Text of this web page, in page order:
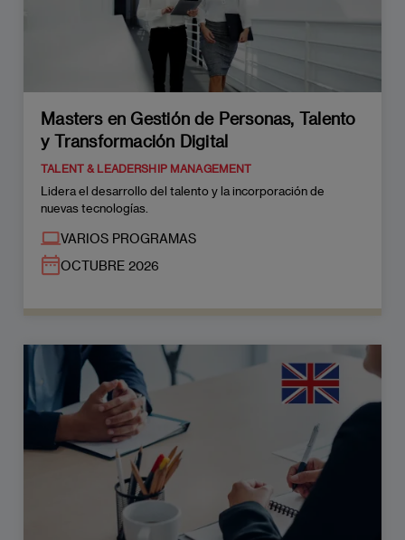
Masters en Gestión de Personas, Talento
y Transformación Digital
TALENT & LEADERSHIP MANAGEMENT
Lidera el desarrollo del talento y la incorporación de
nuevas tecnologías.
VARIOS PROGRAMAS
OCTUBRE 2026